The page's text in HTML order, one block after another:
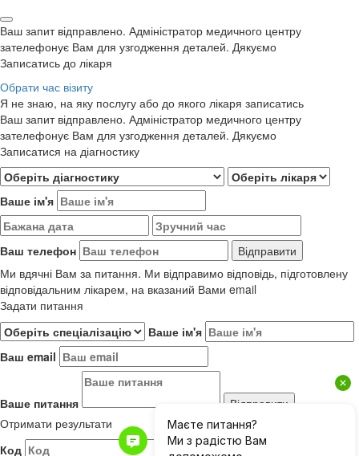
Ваш запит відправлено. Адміністратор медичного центру
зателефонує Вам для узгодження деталей. Дякуємо
Записатись до лікаря
Обрати час візиту
Я не знаю, на яку послугу або до якого лікаря записатись
Ваш запит відправлено. Адміністратор медичного центру
зателефонує Вам для узгодження деталей. Дякуємо
Записатися на діагностику
Ваше ім'я
Ваш телефон
Ми вдячні Вам за питання. Ми відправимо відповідь, підготовлену
відповідальним лікарем, на вказаний Вами email
Задати питання
Ваше ім'я
Ваш email
Ваше питання
Отримати результати
Код
Результати до 01.06.2019